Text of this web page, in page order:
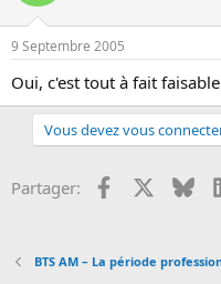
9 Septembre 2005
Oui, c'est tout à fait
Vous devez vous
Partager: Facebook
BTS AM – La période